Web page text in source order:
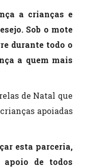
a crianças e
Sob o mote
durante todo o
a quem mais
de Natal que
apoiadas
esta parceria,
de todos